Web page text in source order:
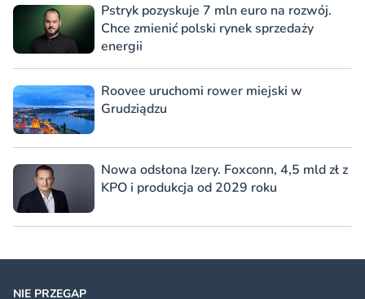
Pstryk pozyskuje 7 mln euro na rozwój.
Chce zmienić polski rynek sprzedaży
energii
Roovee uruchomi rower miejski w
Grudziądzu
Nowa odsłona Izery. Foxconn, 4,5 mld zł z
KPO i produkcja od 2029 roku
NIE PRZEGAP